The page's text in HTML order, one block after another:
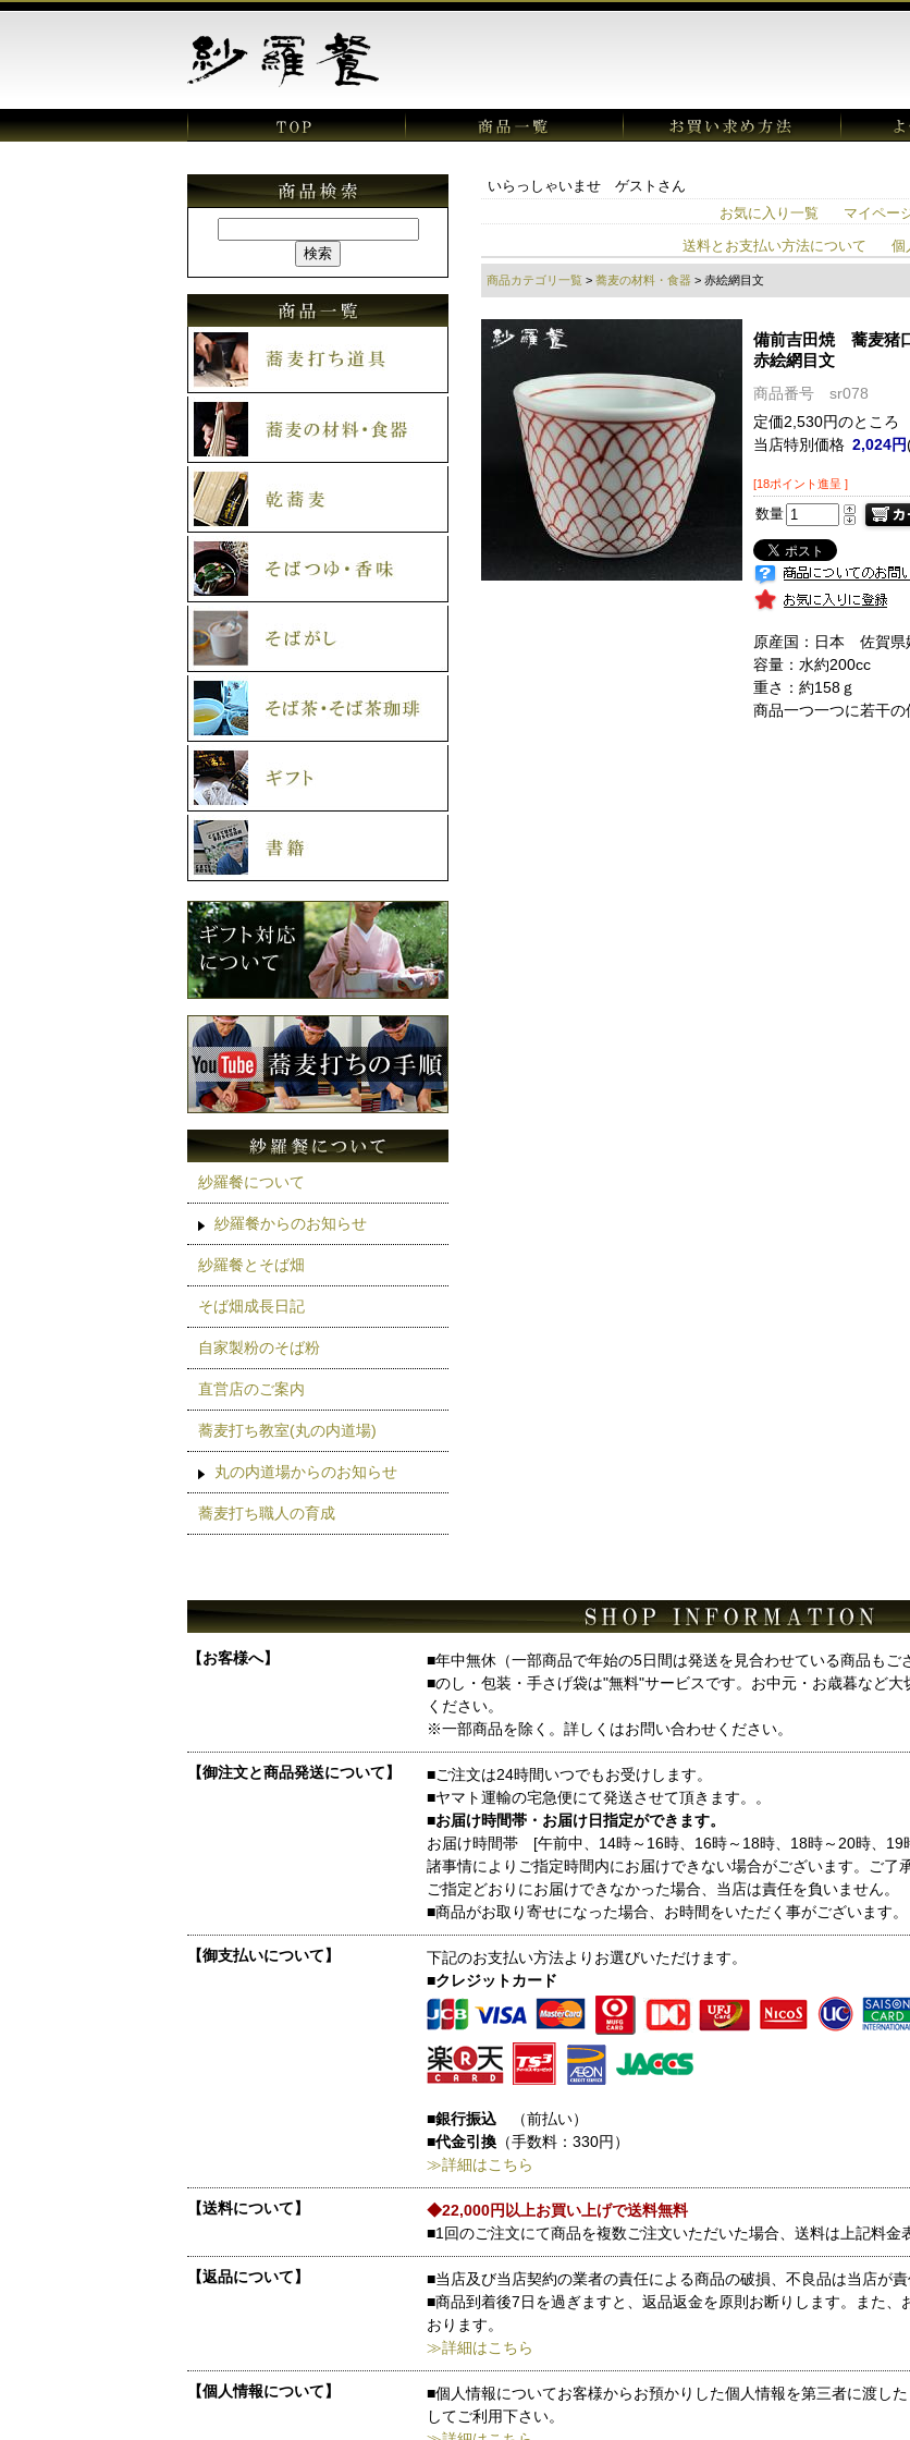
紗羅餐について
紗羅餐からのお知らせ
紗羅餐とそば畑
そば畑成長日記
自家製粉のそば粉
直営店のご案内
蕎麦打ち教室(丸の内道場)
丸の内道場からのお知らせ
蕎麦打ち職人の育成
いらっしゃいませ ゲストさん
お気に入り一覧
マイペー
送料とお支払い方法について 個
商品カテゴリ一覧 > 蕎麦の材料・食器 > 赤絵網目文
備前吉田焼 蕎麦猪
赤絵網目文
商品番号 sr078
定価2,530円のところ
当店特別価格 2,024円
[18ポイント進呈 ]
数量
原産国：日本 佐賀県
容量：水約200cc
重さ：約158ｇ
商品一つ一つに若干の
【お客様へ】
■年中無休（一部商品で年始の5日間は発送を見合わせている商品もご
■のし・包装・手さげ袋は"無料"サービスです。お中元・お歳暮など
ください。
※一部商品を除く。詳しくはお問い合わせください。
【御注文と商品発送について】
■ご注文は24時間いつでもお受けします。
■ヤマト運輸の宅急便にて発送させて頂きます。。
■お届け時間帯・お届け日指定ができます。
お届け時間帯 [午前中、14時～16時、16時～18時、18時～20時、19
諸事情によりご指定時間内にお届けできない場合がございます。ご了
ご指定どおりにお届けできなかった場合、当店は責任を負いません。
■商品がお取り寄せになった場合、お時間をいただく事がございます。
【御支払いについて】
下記のお支払い方法よりお選びいただけます。
■クレジットカード
■銀行振込 （前払い）
■代金引換 （手数料：330円）
≫詳細はこちら
【送料について】
◆22,000円以上お買い上げで送料無料
■1回のご注文にて商品を複数ご注文いただいた場合、送料は上記料金
【返品について】
■当店及び当店契約の業者の責任による商品の破損、不良品は当店が
■商品到着後7日を過ぎますと、返品返金を原則お断りします。また
おります。
≫詳細はこちら
【個人情報について】
■個人情報についてお客様からお預かりした個人情報を第三者に渡し
してご利用下さい。